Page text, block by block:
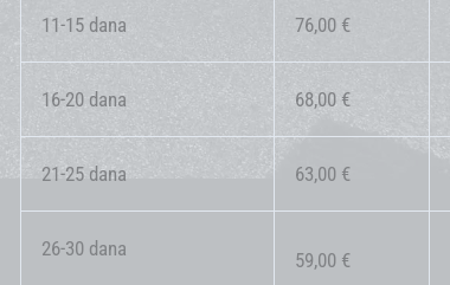
11-15 dana 76,00 €
16-20 dana 68,00 €
21-25 dana 63,00 €
26-30 dana 59,00 €